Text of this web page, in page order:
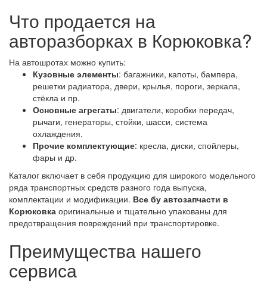
Что продается на
авторазборках в Корюковка?
На автошротах можно купить:
Кузовные элементы: багажники, капоты, бампера,
решетки радиатора, двери, крылья, пороги, зеркала,
стёкла и пр.
Основные агрегаты: двигатели, коробки передач,
рычаги, генераторы, стойки, шасси, система
охлаждения.
Прочие комплектующие: кресла, диски, спойлеры,
фары и др.
Каталог включает в себя продукцию для широкого модельного
ряда транспортных средств разного года выпуска,
комплектации и модификации. Все бу автозапчасти в
Корюковка оригинальные и тщательно упакованы для
предотвращения повреждений при транспортировке.
Преимущества нашего
сервиса